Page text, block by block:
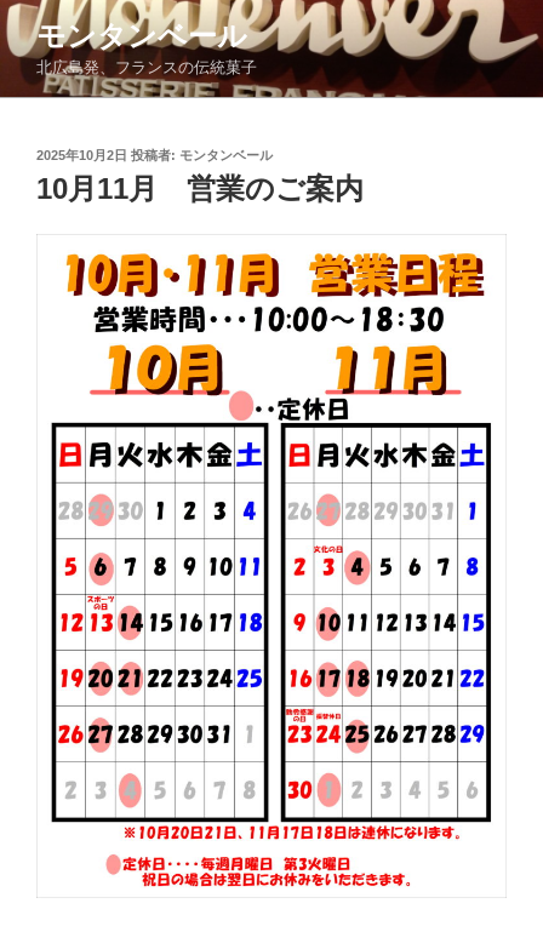
コ
ン
ン
モンタンベール
北広島発、フランスの伝統菓子
投
稿
日:
2025年10月2日 投稿者: モンタンベール
10月11月 営業のご案内